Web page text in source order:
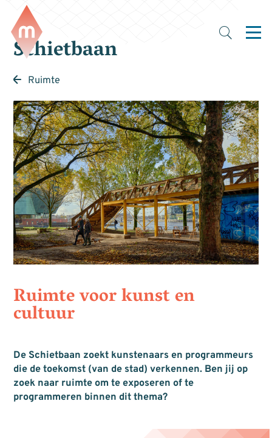
Schietbaan
Ruimte
Ruimte voor kunst en
cultuur
De Schietbaan zoekt kunstenaars en programmeurs
die de toekomst (van de stad) verkennen. Ben jij op
zoek naar ruimte om te exposeren of te
programmeren binnen dit thema?